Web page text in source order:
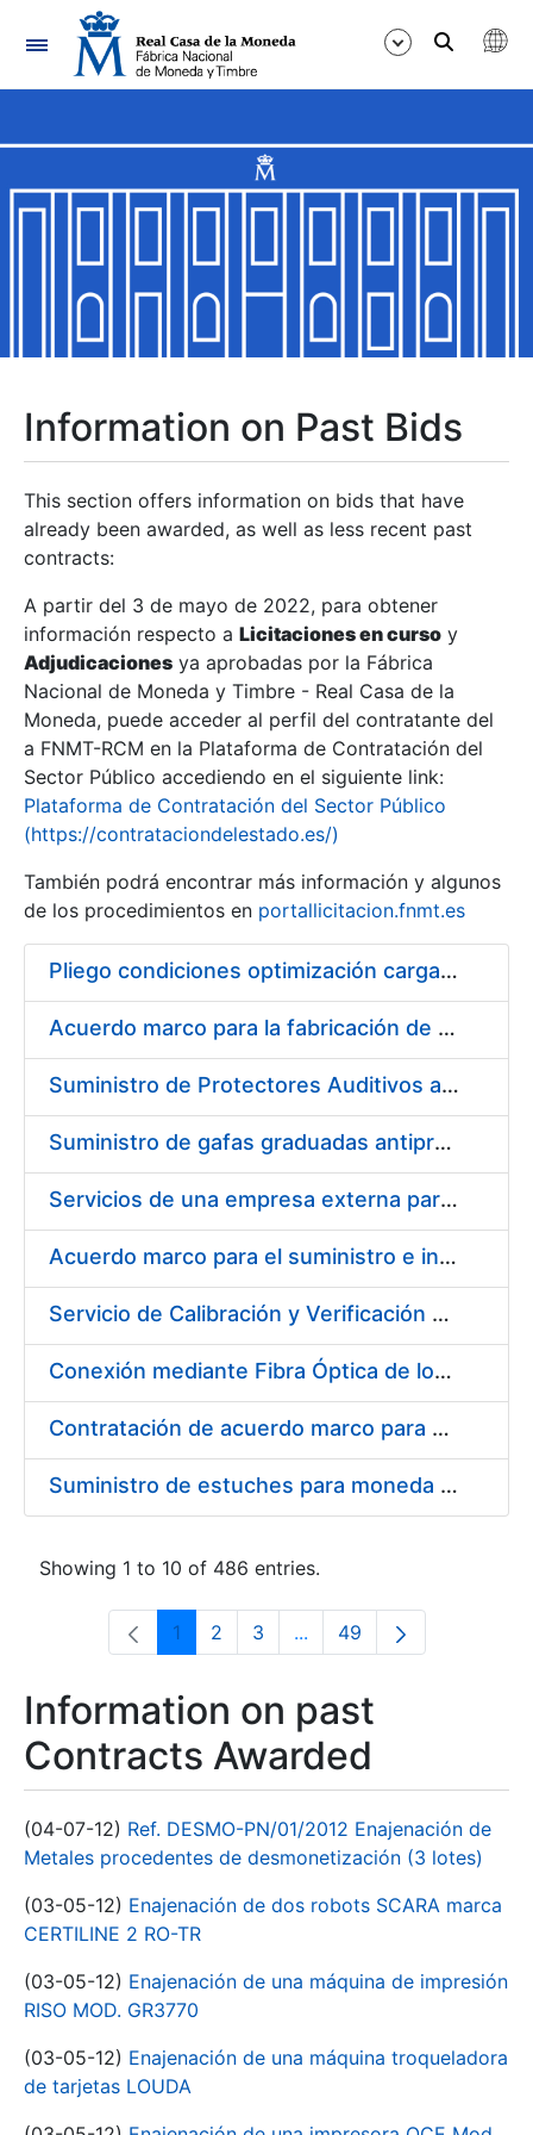
Navigation
Show/Hide
Show/Hide
Show/Hide
Show/Hide
Show/Hide
Show/Hide
Information on Past Bids
This section offers information on bids that have
already been awarded, as well as less recent past
contracts:
A partir del 3 de mayo de 2022, para obtener
información respecto a Licitaciones en curso y
Adjudicaciones ya aprobadas por la Fábrica
Nacional de Moneda y Timbre - Real Casa de la
Moneda, puede acceder al perfil del contratante del
a FNMT-RCM en la Plataforma de Contratación del
Sector Público accediendo en el siguiente link:
Plataforma de Contratación del Sector Público
(https://contrataciondelestado.es/)
También podrá encontrar más información y algunos
de los procedimientos en portallicitacion.fnmt.es
Pliego condiciones optimización cargas compras firmado
Acuerdo marco para la fabricación de piezas
Suministro de Protectores Auditivos a medida para las personas trabajadoras de los Centros de Trabajo de Madrid y Burgos
Suministro de gafas graduadas antiproyecciones para los trabajadores de la FNMT-RCM en los centros de trabajo de Madrid y Burgos
Servicios de una empresa externa para el asesoramiento y resolución de los recursos de alzada que se presentan relacionados con procesos de selección para la FNMT-RCM
Acuerdo marco para el suministro e instalación de persianas, estores y otros complementos
Servicio de Calibración y Verificación Externa de los Equipos de Medición del Servicio de Prevención de la FNMT-RCM
Conexión mediante Fibra Óptica de los Centros de Proceso de Datos (CPDs) de las sedes de la FNMT-RCM de Burgos y Madrid
Contratación de acuerdo marco para el Suministro de Material de Electricidad para la Fábrica Nacional de Moneda y Timbre-Real Casa de la Moneda en su centro de trabajo de Burgos
Suministro de estuches para moneda de 30 €
Showing 1 to 10 of 486 entries.
Page
1 Page
2 Page
3 ...Intermediate Pages Use
Page
49
Information on past
Contracts Awarded
(04-07-12) Ref. DESMO-PN/01/2012 Enajenación de
Metales procedentes de desmonetización (3 lotes)
(03-05-12) Enajenación de dos robots SCARA marca
CERTILINE 2 RO-TR
(03-05-12) Enajenación de una máquina de impresión
RISO MOD. GR3770
(03-05-12) Enajenación de una máquina troqueladora
de tarjetas LOUDA